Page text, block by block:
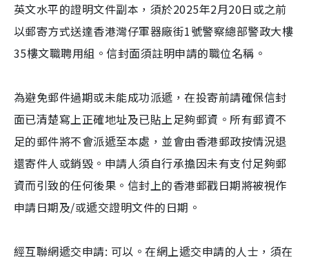
英文水平的證明文件副本，須於2025年2月20日或之前
以郵寄方式送達香港灣仔軍器廠街1號警察總部警政大樓
35樓文職聘用組。信封面須註明申請的職位名稱。
為避免郵件過期或未能成功派遞，在投寄前請確保信封
面已清楚寫上正確地址及已貼上足夠郵資。所有郵資不
足的郵件將不會派遞至本處，並會由香港郵政按情況退
還寄件人或銷毀。申請人須自行承擔因未有支付足夠郵
資而引致的任何後果。信封上的香港郵戳日期將被視作
申請日期及/或遞交證明文件的日期。
經互聯網遞交申請: 可以。在網上遞交申請的人士，須在